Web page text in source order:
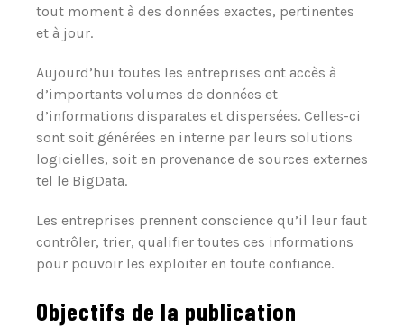
tout moment à des données exactes, pertinentes
et à jour.
Aujourd’hui toutes les entreprises ont accès à
d’importants volumes de données et
d’informations disparates et dispersées. Celles-ci
sont soit générées en interne par leurs solutions
logicielles, soit en provenance de sources externes
tel le BigData.
Les entreprises prennent conscience qu’il leur faut
contrôler, trier, qualifier toutes ces informations
pour pouvoir les exploiter en toute confiance.
Objectifs de la publication